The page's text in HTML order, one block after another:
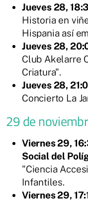
Jueves 28,
Historia en
Hispania así
Jueves 28,
Club Akelarre
Criatura".
Jueves 28,
Concierto La
29 de
Viernes 29,
Social del
"Ciencia
Infantiles.
Viernes 29,